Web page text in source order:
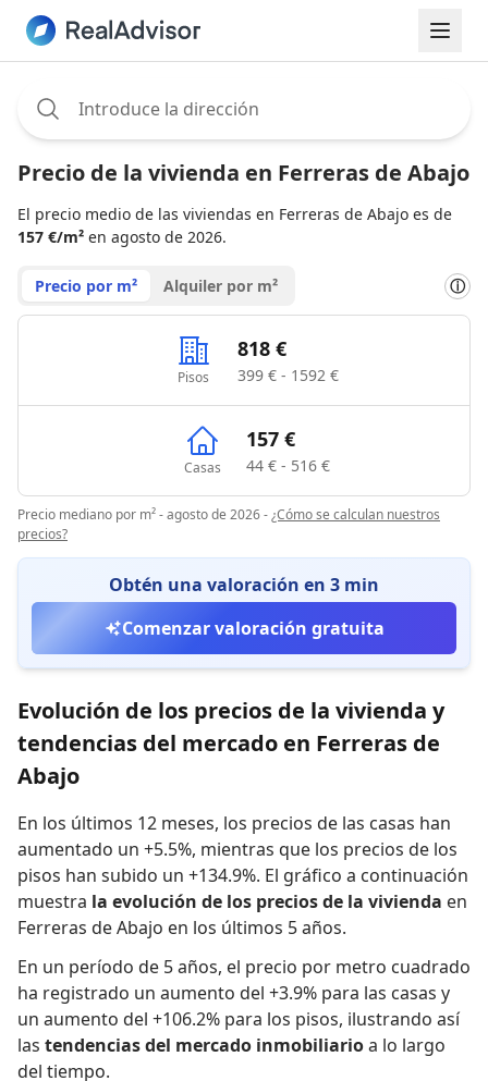
Precio de la vivienda en Ferreras de Abajo
El precio medio de las viviendas en Ferreras de Abajo es de
157 €/m² en agosto de 2026.
Precio por m² Alquiler por m² ⓘ
Pisos
818 €
399 € - 1592 €
Casas
157 €
44 € - 516 €
Precio mediano por m² - agosto de 2026-¿Cómo se calculan nuestros
precios?
Obtén una valoración en 3 min
Comenzar valoración gratuita
Evolución de los precios de la vivienda y
tendencias del mercado en Ferreras de
Abajo
En los últimos 12 meses, los precios de las casas han
aumentado un +5.5%, mientras que los precios de los
pisos han subido un +134.9%. El gráfico a continuación
muestra la evolución de los precios de la vivienda en
Ferreras de Abajo en los últimos 5 años.
En un período de 5 años, el precio por metro cuadrado
ha registrado un aumento del +3.9% para las casas y
un aumento del +106.2% para los pisos, ilustrando así
las tendencias del mercado inmobiliarioa lo largo
del tiempo.